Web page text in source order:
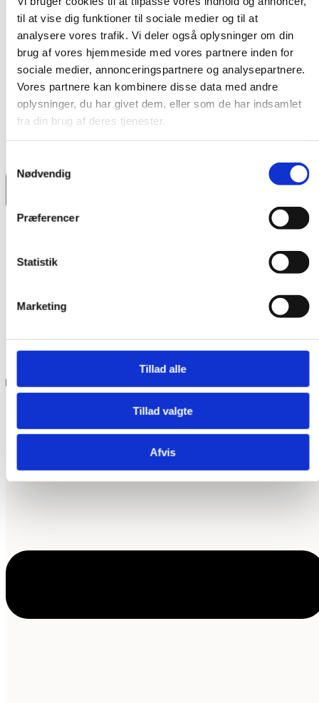
til at vise dig funktioner til sociale medier og til at
analysere vores trafik. Vi deler også oplysninger om din
brug af vores hjemmeside med vores partnere inden for
sociale medier, annonceringspartnere og analysepartnere.
Vores partnere kan kombinere disse data med andre
oplysninger, du har givet dem, eller som de har indsamlet
fra din brug af deres tjenester.
Nødvendig
Præferencer
Statistik
Marketing
Tillad alle
Tillad valgte
Afvis
Bliver duften for kraftig i bilen?